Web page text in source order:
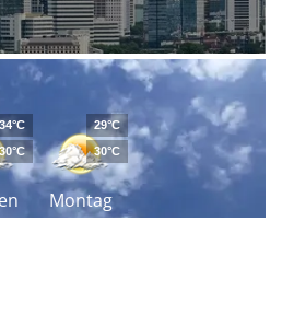
34°C
30°C
Montag
29°C
30°C